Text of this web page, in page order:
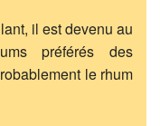
il est devenu au
préférés des
le rhum